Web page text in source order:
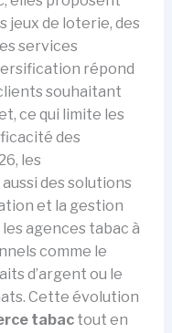
jeux de loterie, des
services
répond
souhaitant
ce qui limite les
des
les
des solutions
et la gestion
agences tabac à
comme le
d’argent ou le
Cette évolution
tabactout en